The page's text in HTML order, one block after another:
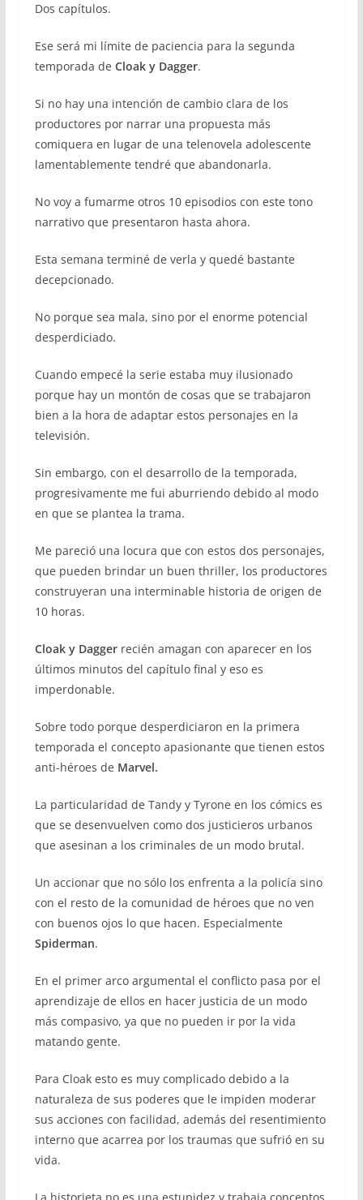
Dos capítulos.
Ese será mi límite de paciencia para la segunda
temporada de Cloak y Dagger.
Si no hay una intención de cambio clara de los
productores por narrar una propuesta más
comiquera en lugar de una telenovela adolescente
lamentablemente tendré que abandonarla.
No voy a fumarme otros 10 episodios con este tono
narrativo que presentaron hasta ahora.
Esta semana terminé de verla y quedé bastante
decepcionado.
No porque sea mala, sino por el enorme potencial
desperdiciado.
Cuando empecé la serie estaba muy ilusionado
porque hay un montón de cosas que se trabajaron
bien a la hora de adaptar estos personajes en la
televisión.
Sin embargo, con el desarrollo de la temporada,
progresivamente me fui aburriendo debido al modo
en que se plantea la trama.
Me pareció una locura que con estos dos personajes,
que pueden brindar un buen thriller, los productores
construyeran una interminable historia de origen de
10 horas.
Cloak y Daggerrecién amagan con aparecer en los
últimos minutos del capítulo final y eso es
imperdonable.
Sobre todo porque desperdiciaron en la primera
temporada el concepto apasionante que tienen estos
anti-héroes de Marvel.
La particularidad de Tandy y Tyrone en los cómics es
que se desenvuelven como dos justicieros urbanos
que asesinan a los criminales de un modo brutal.
Un accionar que no sólo los enfrenta a la policía sino
con el resto de la comunidad de héroes que no ven
con buenos ojos lo que hacen. Especialmente
Spiderman.
En el primer arco argumental el conflicto pasa por el
aprendizaje de ellos en hacer justicia de un modo
más compasivo, ya que no pueden ir por la vida
matando gente.
Para Cloak esto es muy complicado debido a la
naturaleza de sus poderes que le impiden moderar
sus acciones con facilidad, además del resentimiento
interno que acarrea por los traumas que sufrió en su
vida.